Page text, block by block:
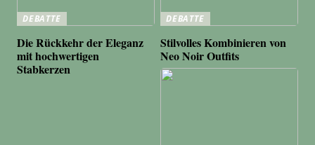
DEBATTE
Die Rückkehr der Eleganz
mit hochwertigen
Stabkerzen
DEBATTE
Stilvolles Kombinieren von
Neo Noir Outfits